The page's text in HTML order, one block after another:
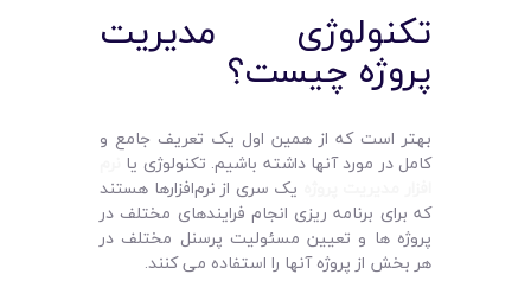
تکنولوژی مدیریت
پروژه چیست؟
بهتر است که از همین اول یک تعریف جامع و
کامل در مورد آنها داشته باشیم. تکنولوژی یا
یک سری از نرم‌افزارها هستند
که برای برنامه‌ ریزی انجام فرایندهای مختلف در
پروژه‌ ها و تعیین مسئولیت پرسنل مختلف در
هر بخش از پروژه آنها را استفاده می‌ کنند.